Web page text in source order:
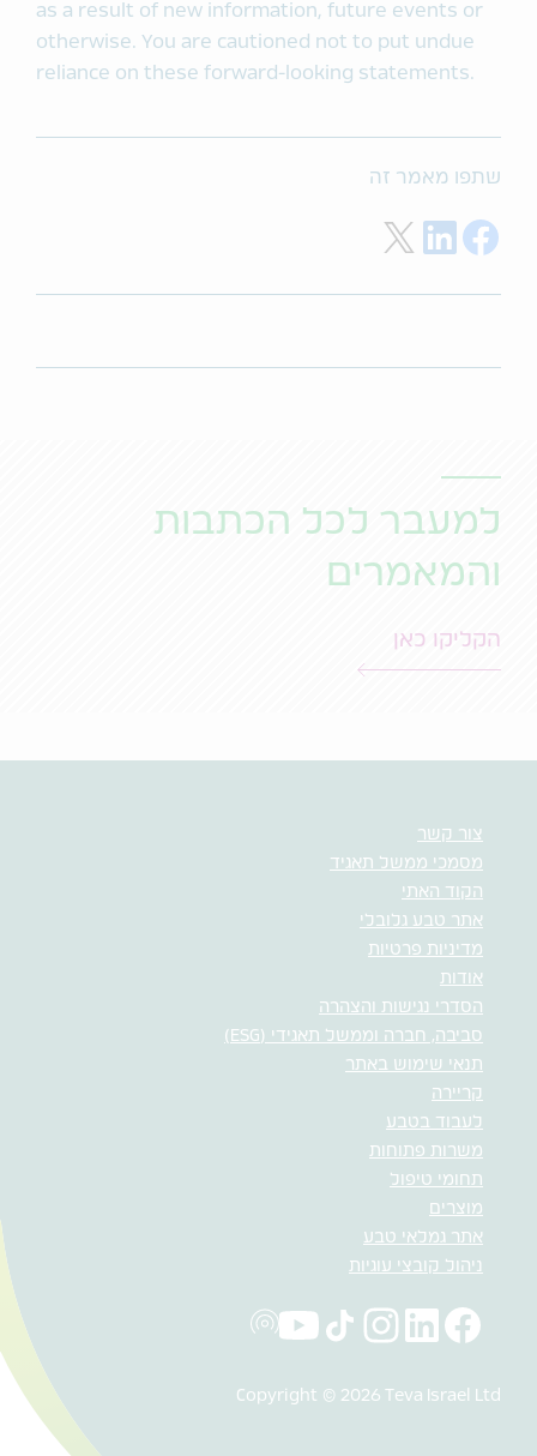
as a result of new information, future events or
otherwise. You are cautioned not to put undue
reliance on these forward-looking statements.
שתפו מאמר זה
Share on Facebook
Share on LinkedIn
למעבר לכל הכתבות
והמאמרים
הקליקו כאן
צור קשר
מסמכי ממשל תאגיד
הקוד האתי
אתר טבע גלובלי
מדיניות פרטיות
אודות
הסדרי נגישות והצהרה
סביבה, חברה וממשל תאגידי (ESG)
תנאי שימוש באתר
קריירה
לעבוד בטבע
משרות פתוחות
תחומי טיפול
מוצרים
אתר גמלאי טבע
ניהול קובצי עוגיות
Copyright © 2026 Teva Israel Ltd